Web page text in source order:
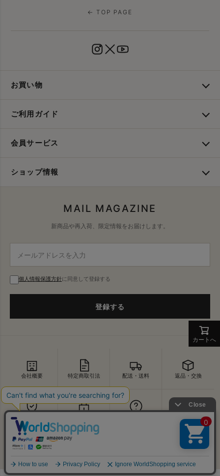
カートへ
← TOP PAGE
お買い物
ご利用ガイド
会員サービス
ショップ情報
MAIL MAGAZINE
新商品や再入荷、限定情報をお届けします。
個人情報保護方針に同意して登録する
登録する
会社概要 特定商取引法 配送・送料 返品・交換
セキュリティ お問い合わせ
↑
PAGE TOP